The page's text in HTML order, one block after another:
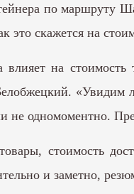
по маршруту
это скажется на
влияет на
«Увидим
не одномоментно.
стоимость
и заметно,